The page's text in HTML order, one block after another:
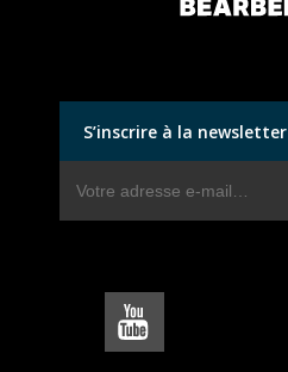
S’inscrire à la newsletter